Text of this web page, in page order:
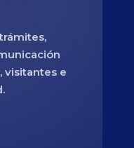
visitantes e